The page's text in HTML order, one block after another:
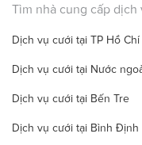
Tìm nhà cung cấp
Dịch vụ cưới tại TP Hồ Chí
Dịch vụ cưới tại Nước
Dịch vụ cưới tại Bến Tre
Dịch vụ cưới tại Bình Định